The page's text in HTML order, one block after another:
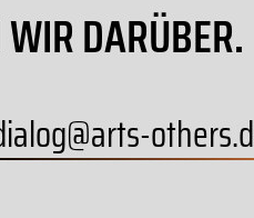
DARÜBER.
@arts-others.